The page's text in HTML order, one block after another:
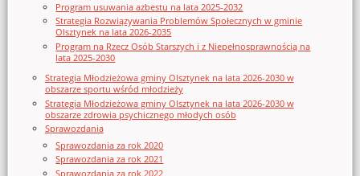
Program usuwania azbestu na lata 2025-2032
Strategia Rozwiązywania Problemów Społecznych w gminie
Olsztynek na lata 2026-2035
Program na Rzecz Osób Starszych i z Niepełnosprawnością na
lata 2025-2030
Strategia Młodzieżowa gminy Olsztynek na lata 2026-2030 w
obszarze sportu wśród młodzieży
Strategia Młodzieżowa gminy Olsztynek na lata 2026-2030 w
obszarze zdrowia psychicznego młodych osób
Sprawozdania
Sprawozdania za rok 2020
Sprawozdania za rok 2021
Sprawozdania za rok 2022